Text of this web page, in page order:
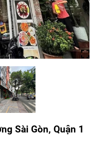
Sài Gòn, Quận 1